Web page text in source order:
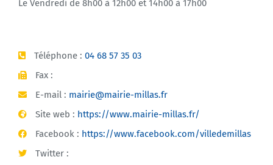
Le Vendredi de 8h00 à 12h00 et 14h00 à 17h00
Téléphone : 04 68 57 35 03
Fax :
E-mail : mairie@mairie-millas.fr
Site web : https://www.mairie-millas.fr/
Facebook : https://www.facebook.com/villedemillas
Twitter :